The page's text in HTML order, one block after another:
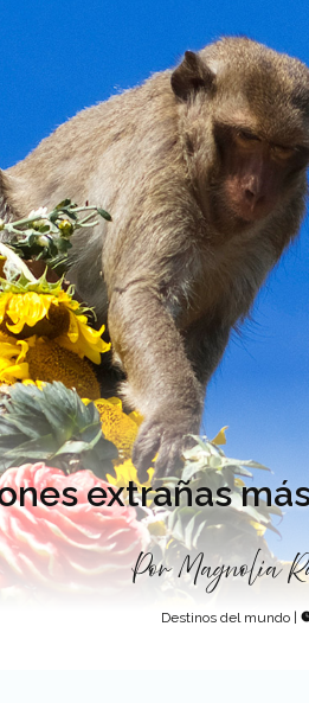
extrañas
PorMagnolia
Destinos del mundo